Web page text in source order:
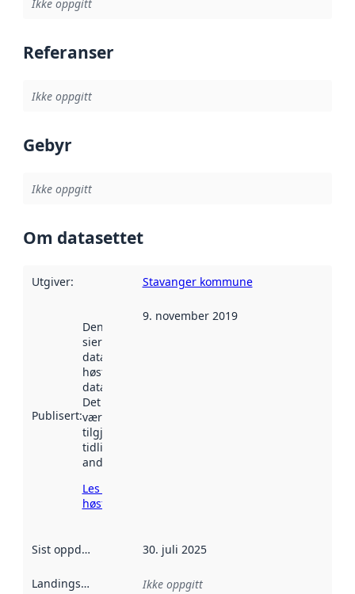
Ikke oppgitt
Referanser
Ikke oppgitt
Gebyr
Ikke oppgitt
Om datasettet
Utgiver: Stavanger kommune
Publisert:
Denne datoen
sier når
datasettet ble
høstet av
data.norge.no.
Det kan ha
vært
tilgjengelig
tidligere
andre steder.
Les mer om
høsting her
9. november 2019
Sist oppdatert 30. juli 2025
Landingsside Ikke oppgitt